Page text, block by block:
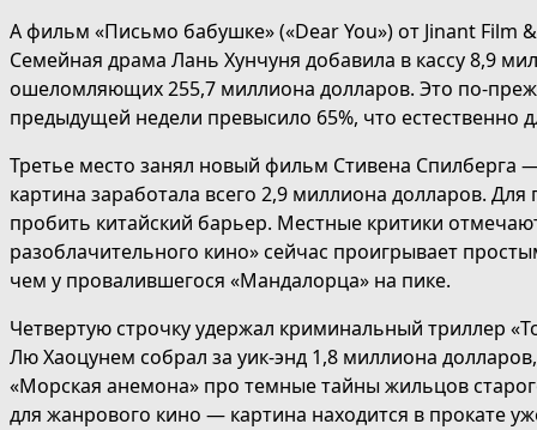
А фильм «Письмо бабушке» («Dear You») от Jinant Film
Семейная драма Лань Хунчуня добавила в кассу 8,9
ошеломляющих 255,7 миллиона долларов. Это по-
предыдущей недели превысило 65%, что
Третье место занял новый фильм Стивена Спилберга
картина заработала всего 2,9 миллиона долларов.
пробить китайский барьер. Местные критики
разоблачительного кино» сейчас проигрывает
чем у провалившегося «Мандалорца» на пике.
Четвертую строчку удержал криминальный триллер
Лю Хаоцунем собрал за уик-энд 1,8 миллиона
«Морская анемона» про темные тайны жильцов
для жанрового кино — картина находится в прокате